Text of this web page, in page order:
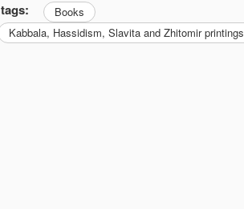
tags:
Books
Kabbala, Hassidism, Slavita and Zhitomir printings